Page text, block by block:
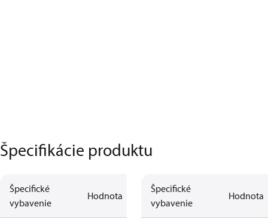
Špecifikácie produktu
Špecifické
vybavenie
Hodnota
Špecifické
vybavenie
Hodnota